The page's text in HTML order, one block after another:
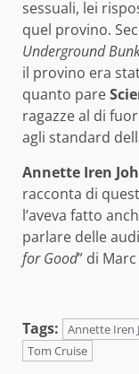
sessuali, lei
quel provino.
Underground
il provino era
quanto pare
ragazze al di
agli standard
Annette Iren
racconta di
l’aveva fatto
parlare delle
for Good” di
Tags: Annette Iren
Tom Cruise